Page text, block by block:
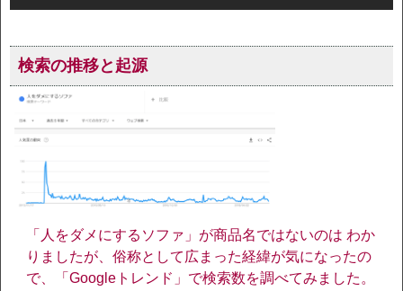
検索の推移と起源
「人をダメにするソファ」が商品名ではないのは わか
りましたが、俗称として広まった経緯が気になったの
で、「Googleトレンド」で検索数を調べてみました。